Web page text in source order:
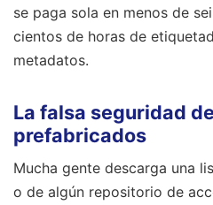
se paga sola en menos de
cientos de horas de
metadatos.
La falsa seguridad
prefabricados
Mucha gente descarga una
o de algún repositorio de